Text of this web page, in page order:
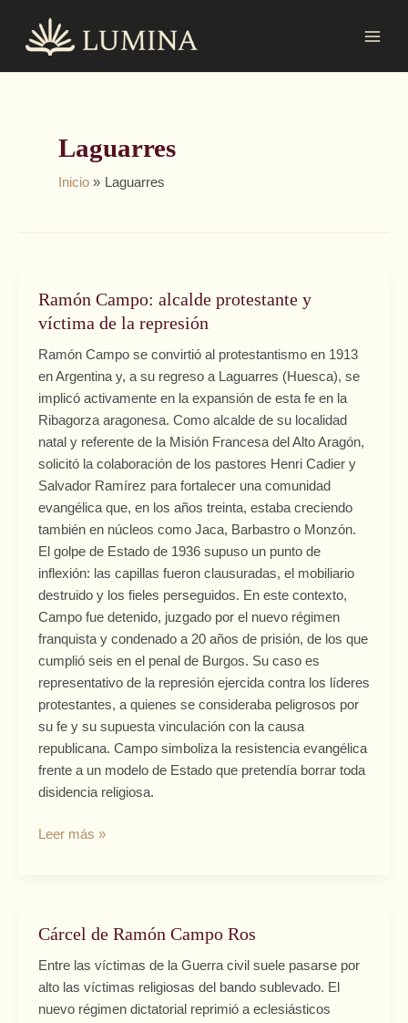
contenido
Laguarres
Inicio Laguarres
Ramón Campo: alcalde protestante y
víctima de la represión
Ramón Campo se convirtió al protestantismo en 1913
en Argentina y, a su regreso a Laguarres (Huesca), se
implicó activamente en la expansión de esta fe en la
Ribagorza aragonesa. Como alcalde de su localidad
natal y referente de la Misión Francesa del Alto Aragón,
solicitó la colaboración de los pastores Henri Cadier y
Salvador Ramírez para fortalecer una comunidad
evangélica que, en los años treinta, estaba creciendo
también en núcleos como Jaca, Barbastro o Monzón.
El golpe de Estado de 1936 supuso un punto de
inflexión: las capillas fueron clausuradas, el mobiliario
destruido y los fieles perseguidos. En este contexto,
Campo fue detenido, juzgado por el nuevo régimen
franquista y condenado a 20 años de prisión, de los que
cumplió seis en el penal de Burgos. Su caso es
representativo de la represión ejercida contra los líderes
protestantes, a quienes se consideraba peligrosos por
su fe y su supuesta vinculación con la causa
republicana. Campo simboliza la resistencia evangélica
frente a un modelo de Estado que pretendía borrar toda
disidencia religiosa.
Ramón
Campo:
protestante
y
víctima
de
la
represión
Leer más »
Cárcel de Ramón Campo Ros
Entre las víctimas de la Guerra civil suele pasarse por
alto las víctimas religiosas del bando sublevado. El
nuevo régimen dictatorial reprimió a eclesiásticos
Cárcel